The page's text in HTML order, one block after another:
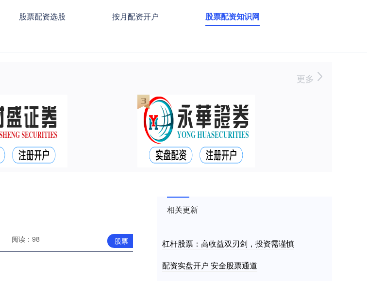
股票配资选股 按月配资开户 股票配资知识网
更多
股票
阅读：98
相关更新
杠杆股票：高收益双刃剑，投资需谨慎
配资实盘开户 安全股票通道